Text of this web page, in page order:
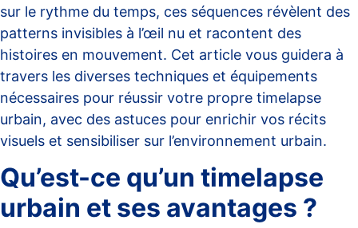
sur le rythme du temps, ces séquences révèlent des
patterns invisibles à l’œil nu et racontent des
histoires en mouvement. Cet article vous guidera à
travers les diverses techniques et équipements
nécessaires pour réussir votre propre timelapse
urbain, avec des astuces pour enrichir vos récits
visuels et sensibiliser sur l’environnement urbain.
Qu’est-ce qu’un timelapse
urbain et ses avantages ?